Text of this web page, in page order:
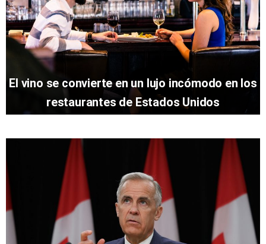
El vino se convierte en un lujo incómodo en los
restaurantes de Estados Unidos